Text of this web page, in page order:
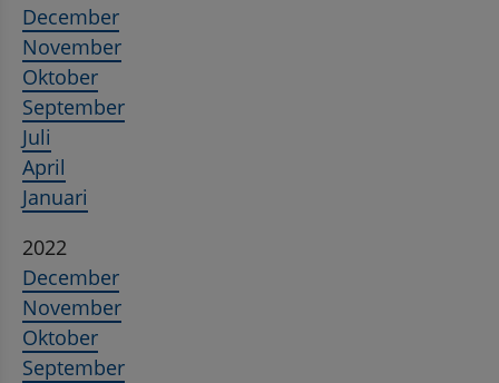
December
November
Oktober
September
Juli
April
Januari
2022
December
November
Oktober
September